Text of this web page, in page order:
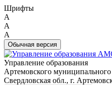
Шрифты
A
A
A
Обычная версия
Управление образования
Артемовского муниципального
Свердловская обл., г.